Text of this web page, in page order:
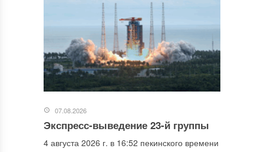
07.08.2026
Экспресс-выведение 23-й группы
4 августа 2026 г. в 16:52 пекинского времени